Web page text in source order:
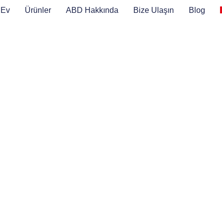
Ev Ürünler ABD Hakkında Bize Ulaşın Blog